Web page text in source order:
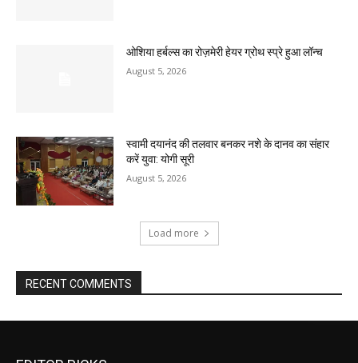
ओशिया हर्बल्स का रोज़मेरी हेयर ग्रोथ स्प्रे हुआ लॉन्च
August 5, 2026
स्वामी दयानंद की तलवार बनकर नशे के दानव का संहार
करें युवा: योगी सूरी
August 5, 2026
Load more
RECENT COMMENTS